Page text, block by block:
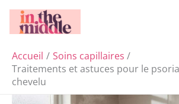
Aller
Accueil
Soins capillaires
Traitements et astuces pour le
chevelu
Rechercher